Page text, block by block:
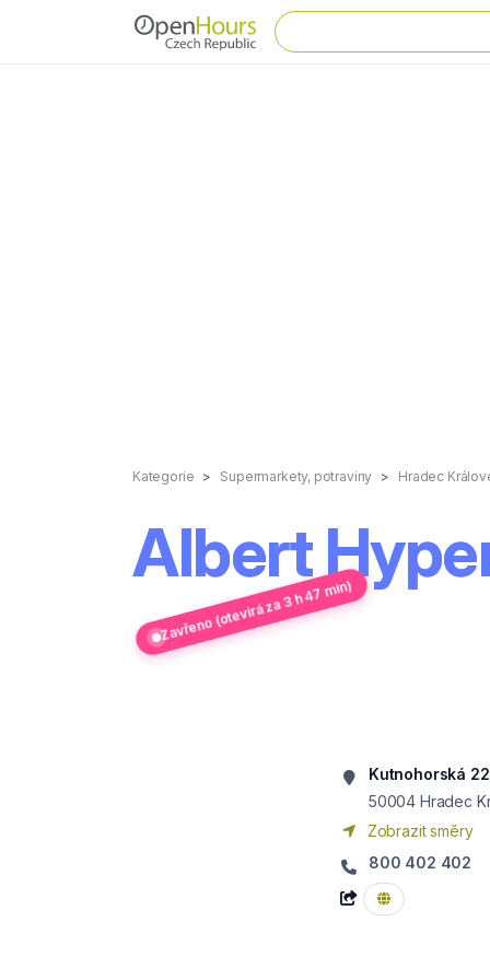
Kategorie Supermarkety, potraviny Hradec
Albert
Zavřeno (otevírá za 3 h 47 min)
Kutnohorská
50004 Hradec
Zobrazit směry
800 402 402